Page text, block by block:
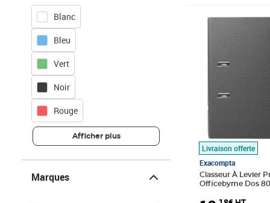
Blanc
Bleu
Vert
Noir
Rouge
Afficher plus
Marques
Livraison offerte
Exacompta
Classeur À Levier
Officebyme Dos
Prix 13,18€ HT